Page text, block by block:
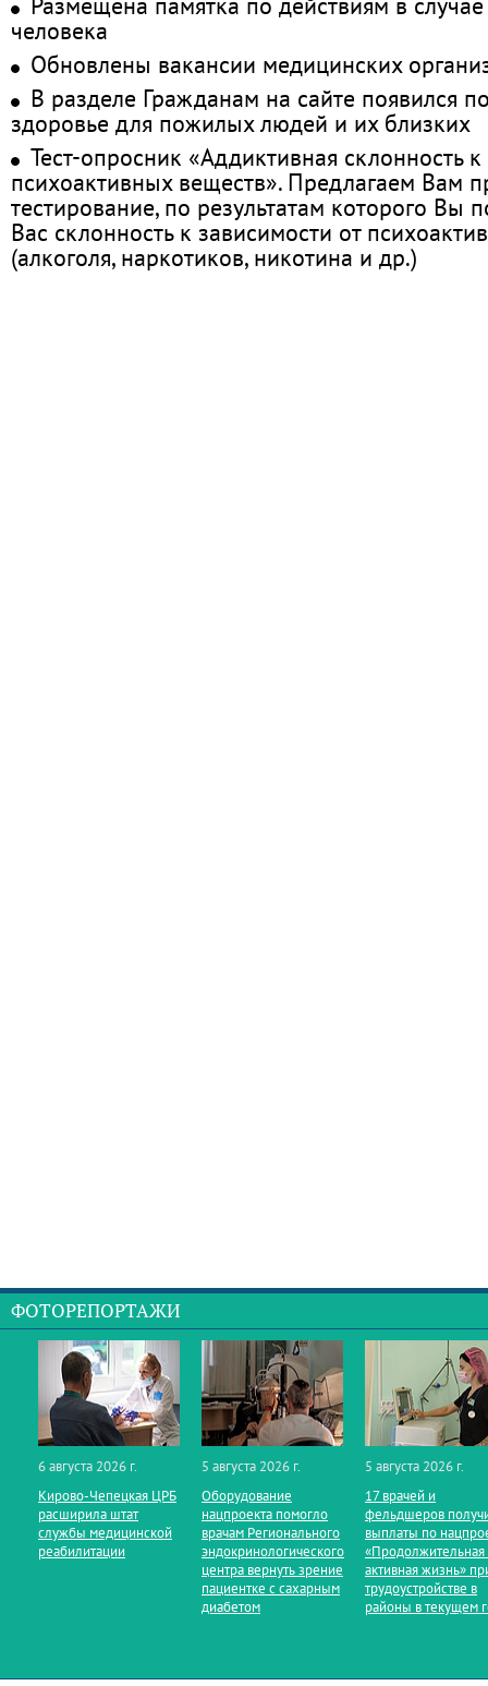
человека
Обновлены вакансии медицинских
В разделе Гражданам на сайте появился
здоровье для пожилых людей и их близких
Тест-опросник «Аддиктивная склонность
психоактивных веществ». Предлагаем Вам
тестирование, по результатам которого Вы
Вас склонность к зависимости от
(алкоголя, наркотиков, никотина и др.)
ФОТОРЕПОРТАЖИ
6 августа 2026 г.
Кирово‑Чепецкая ЦРБ
расширила штат
службы медицинской
реабилитации
5 августа 2026 г.
Оборудование
нацпроекта помогло
врачам Регионального
эндокринологического
центра вернуть зрение
пациентке с сахарным
диабетом
5 августа 2026 г.
17 врачей и
фельдшеров
выплаты по
«Продолжительная
активная жизнь»
трудоустройстве в
районы в текущем